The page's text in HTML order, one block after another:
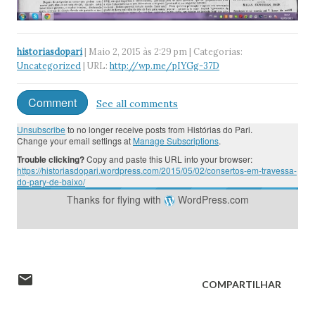
historiasdopari| Maio 2, 2015 às 2:29 pm | Categorias:
Uncategorized| URL: http://wp.me/pIYGg-37D
Comment See all comments
Unsubscribe to no longer receive posts from Histórias do Pari.
Change your email settings at Manage Subscriptions.
Trouble clicking?Copy and paste this URL into your browser:
https://historiasdopari.wordpress.com/2015/05/02/consertos-em-travessa-
do-pary-de-baixo/
Thanks for flying with WordPress.com
COMPARTILHAR